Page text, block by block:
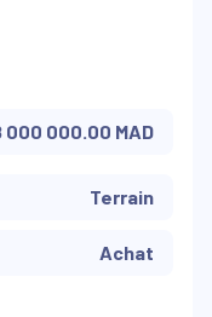
000 000.00 MAD
Terrain
Achat